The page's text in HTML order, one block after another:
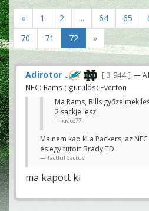
« 1 2 ... 64 65
70
71 72 »
Adirotor 3 944
—
NFC: Rams ; gurulós: Everton
Ma Rams, Bills győzelmek
2 sackje lesz.
xrace77
Ma nem kap ki a Packers, az
és egy futott Brady TD
Tactful Cactus
ma kapott ki